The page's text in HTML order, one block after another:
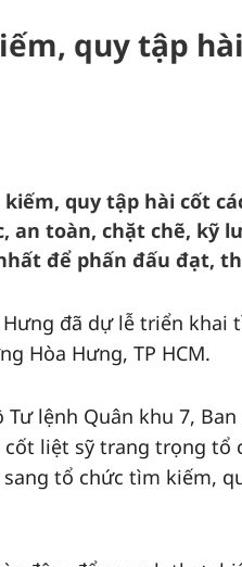
quy tập
quy tập hài cốt
an toàn, chặt chẽ, kỹ
để phấn đấu đạt,
đã dự lễ triển
Hòa Hưng, TP HCM.
Tư lệnh Quân khu 7,
liệt sỹ trang trọng tổ
tổ chức tìm kiếm,